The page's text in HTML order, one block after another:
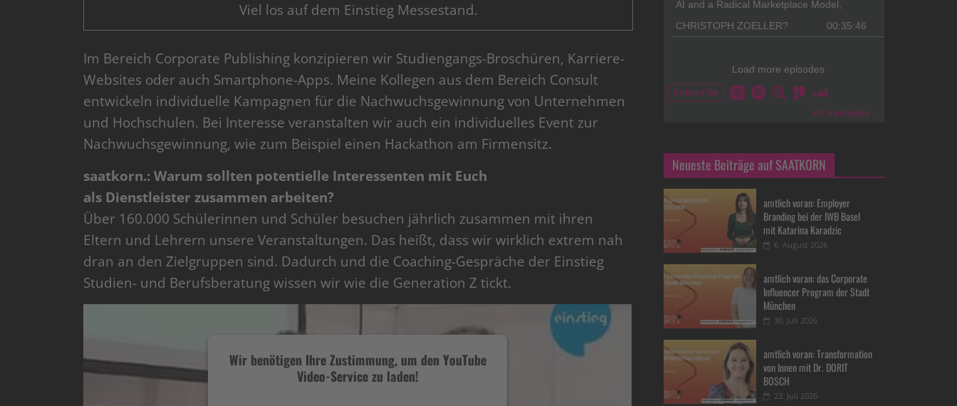
Viel los auf dem Einstieg Messestand.
Im Bereich Corporate Publishing konzipieren wir Studiengangs-Broschüren, Karriere-
Websites oder auch Smartphone-Apps. Meine Kollegen aus dem Bereich Consult
entwickeln individuelle Kampagnen für die Nachwuchsgewinnung von Unternehmen
und Hochschulen. Bei Interesse veranstalten wir auch ein individuelles Event zur
Nachwuchsgewinnung, wie zum Beispiel einen Hackathon am Firmensitz.
saatkorn.: Warum sollten potentielle Interessenten mit Euch
als Dienstleister zusammen arbeiten?
Über 160.000 Schülerinnen und Schüler besuchen jährlich zusammen mit ihren
Eltern und Lehrern unsere Veranstaltungen. Das heißt, dass wir wirklich extrem nah
dran an den Zielgruppen sind. Dadurch und die Coaching-Gespräche der Einstieg
Studien- und Berufsberatung wissen wir wie die Generation Z tickt.
Wir benötigen Ihre Zustimmung, um den YouTube
Video-Service zu laden!
Neueste Beiträge auf SAATKORN
amtlich voran: Employer
Branding bei der IWB Basel
mit Katarina Karadzic
6. August 2026
amtlich voran: das Corporate
Influencer Program der Stadt
München
30. Juli 2026
amtlich voran: Transformation
von Innen mit Dr. DORIT
BOSCH
23. Juli 2026